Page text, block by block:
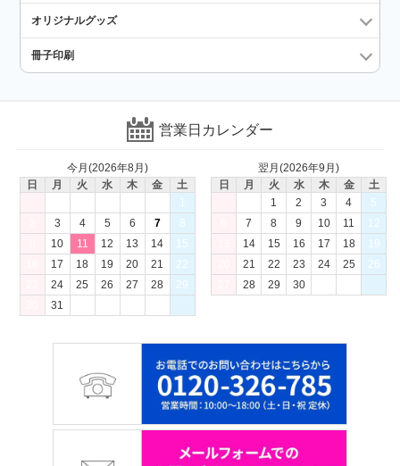
オリジナルグッズ
冊子印刷
営業日カレンダー
今月(2026年8月)
日
月 火 水 木 金
土
1
3 4 5 6 7
8
10 11 12 13 14
15
17 18 19 20 21
22
24 25 26 27 28
29
31
翌月(2026年9月)
日
月 火 水 木 金
土
1
2 3 4
5
7 8 9 10 11
12
14 15 16 17 18
19
21 22 23 24 25
26
28 29 30